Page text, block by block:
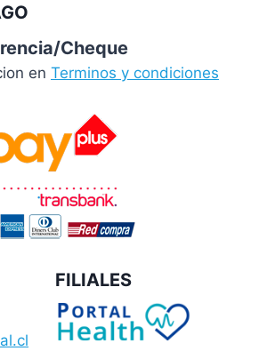
Cheque
en Terminos y condiciones
FILIALES